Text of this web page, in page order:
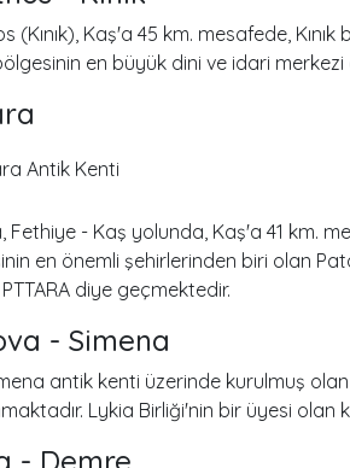
(Kınık), Kaş'a 45 km. mesafede, Kınık
en büyük dini ve idari
Fethiye - Kaş yolunda, Kaş'a 41 km.
en önemli şehirlerinden biri olan
diye geçmektedir.
- Simena
antik kenti üzerinde kurulmuş
Lykia Birliği'nin bir üyesi olan
- Demre